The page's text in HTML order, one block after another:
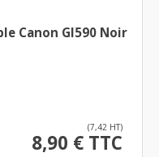
Canon GI590 Noir
(7,42 HT)
8,90 € TTC